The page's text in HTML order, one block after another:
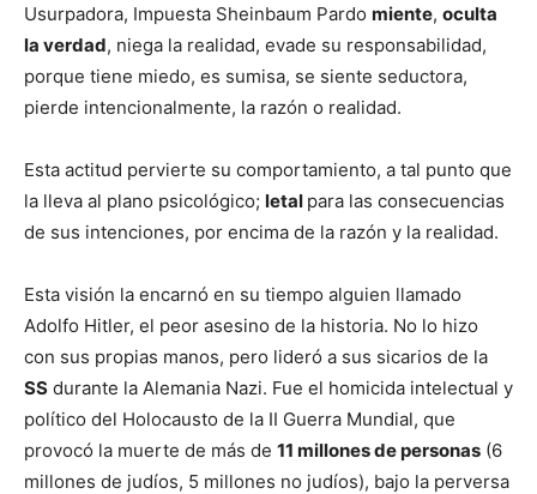
Usurpadora, Impuesta Sheinbaum Pardo miente, oculta
la verdad, niega la realidad, evade su responsabilidad,
porque tiene miedo, es sumisa, se siente seductora,
pierde intencionalmente, la razón o realidad.
Esta actitud pervierte su comportamiento, a tal punto que
la lleva al plano psicológico; letal para las consecuencias
de sus intenciones, por encima de la razón y la realidad.
Esta visión la encarnó en su tiempo alguien llamado
Adolfo Hitler, el peor asesino de la historia. No lo hizo
con sus propias manos, pero lideró a sus sicarios de la
SS durante la Alemania Nazi. Fue el homicida intelectual y
político del Holocausto de la II Guerra Mundial, que
provocó la muerte de más de 11 millones de personas (6
millones de judíos, 5 millones no judíos), bajo la perversa